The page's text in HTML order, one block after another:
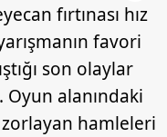
fırtınası hız
favori
son olaylar
alanındaki
zorlayan hamleleri